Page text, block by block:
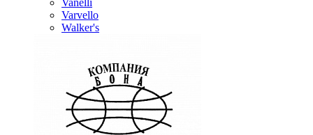
Vanelli
Varvello
Walker's